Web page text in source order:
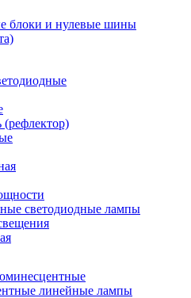
блоки и нулевые шины
(рефлектор)
светодиодные лампы
линейные лампы